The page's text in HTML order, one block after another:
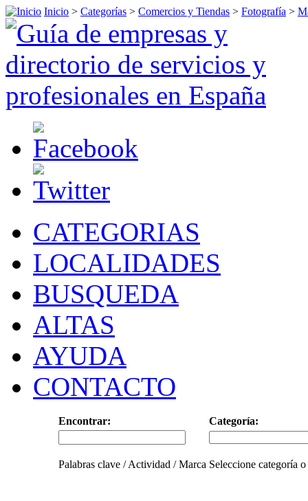
Inicio > Categorías > Comercios y Tiendas > Fotografía >
CATEGORIAS
LOCALIDADES
BUSQUEDA
ALTAS
AYUDA
CONTACTO
Encontrar: Categoría:
Palabras clave / Actividad / Marca Seleccione categoría